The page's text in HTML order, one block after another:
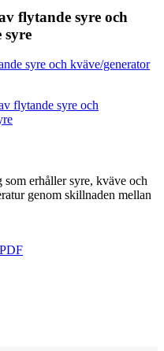
flytande syre och
syre
som erhåller syre, kväve och
genom skillnaden mellan